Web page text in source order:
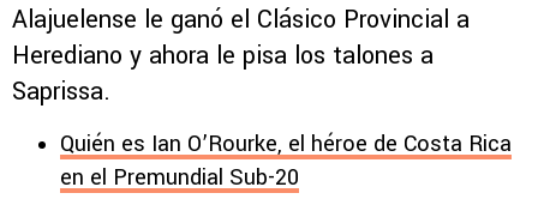
Alajuelense le ganó el Clásico Provincial a
Herediano y ahora le pisa los talones a
Saprissa.
Quién es Ian O’Rourke, el héroe de Costa Rica
en el Premundial Sub-20